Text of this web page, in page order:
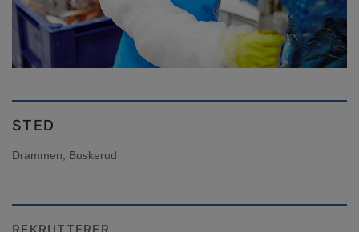
STED
Drammen, Buskerud
REKRUTTERER